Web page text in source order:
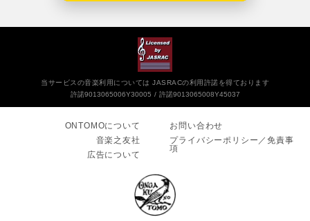
当サービスの音楽利用については JASRACの利用許諾を得ております
許諾9013065006Y30005
許諾9013065008Y45037
ONTOMOについて
音楽之友社
広告について
お問い合わせ
プライバシーポリシー／免責事
項